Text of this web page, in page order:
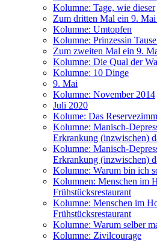
Kolumne: Tage, wie dieser
Zum dritten Mal ein 9.
Kolumne: Umtopfen
Kolumne: Prinzessin
Zum zweiten Mal ein 9.
Kolumne: Die Qual der
Kolumne: 10 Dinge
9. Mai
Kolumne: November 2014
Juli 2020
Kolume: Das
Kolumne: Manisch-
Erkrankung (inzwischen)
Kolumne: Manisch-
Erkrankung (inzwischen)
Kolumne: Warum bin ich
Kolumnen: Menschen im
Frühstücksrestaurant
Kolumne: Menschen im
Frühstücksrestaurant
Kolumne: Warum selber
Kolumne: Zivilcourage